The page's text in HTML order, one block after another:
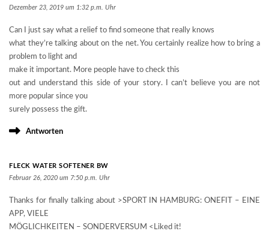
Dezember 23, 2019 um 1:32 p.m. Uhr
Can I just say what a relief to find someone that really knows
what they’re talking about on the net. You certainly realize how to bring a
problem to light and
make it important. More people have to check this
out and understand this side of your story. I can’t believe you are not
more popular since you
surely possess the gift.
Antworten
FLECK WATER SOFTENER BW
Februar 26, 2020 um 7:50 p.m. Uhr
Thanks for finally talking about >SPORT IN HAMBURG: ONEFIT – EINE
APP, VIELE
MÖGLICHKEITEN – SONDERVERSUM <Liked it!